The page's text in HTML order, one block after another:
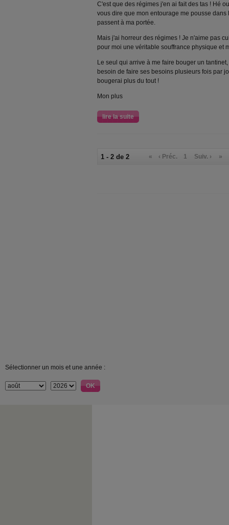
C'est que des régimes j'en ai fait des tas ! Hé
vous dire que mon entourage me pousse
passent à ma portée.
Mais j'ai horreur des régimes ! Je n'aime pas
pour moi une véritable souffrance physique et
Le seul qui arrive à me faire bouger un
besoin de faire ses besoins plusieurs fois par
bougerai plus du tout !
Mon plus
lire la suite
1 - 2 de 2 « ‹ Préc. 1 Suiv. › »
Sélectionner un mois et une année :